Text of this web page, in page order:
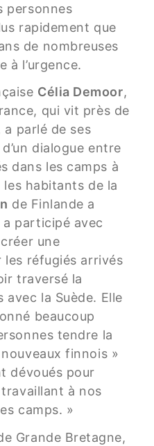
personnes
rapidement que
de nombreuses
à l’urgence.
Célia Demoor,
qui vit près de
a parlé de ses
dialogue entre
dans les camps à
les habitants de la
de Finlande a
participé avec
une
les réfugiés arrivés
traversé la
la Suède. Elle
beaucoup
tendre la
finnois »
dévoués pour
à nos
camps. »
Grande Bretagne,